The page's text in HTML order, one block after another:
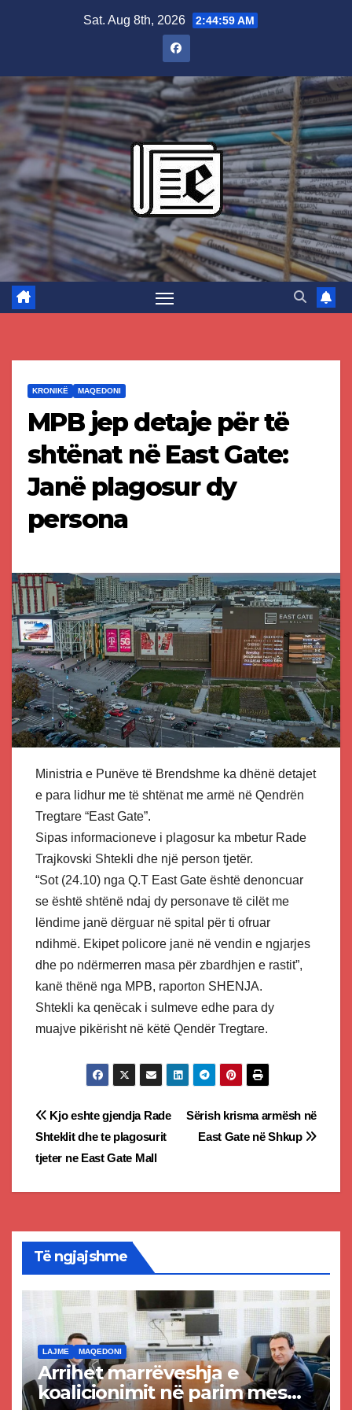
Sat. Aug 8th, 2026 2:45:00 AM
KRONIKË MAQEDONI
MPB jep detaje për të
shtënat në East Gate:
Janë plagosur dy
persona
Ministria e Punëve të Brendshme ka dhënë detajet
e para lidhur me të shtënat me armë në Qendrën
Tregtare “East Gate”.
Sipas informacioneve i plagosur ka mbetur Rade
Trajkovski Shtekli dhe një person tjetër.
“Sot (24.10) nga Q.T East Gate është denoncuar
se është shtënë ndaj dy personave të cilët me
lëndime janë dërguar në spital për ti ofruar
ndihmë. Ekipet policore janë në vendin e ngjarjes
dhe po ndërmerren masa për zbardhjen e rastit”,
kanë thënë nga MPB, raporton SHENJA.
Shtekli ka qenëcak i sulmeve edhe para dy
muajve pikërisht në këtë Qendër Tregtare.
Post
navigation
Sërish krisma armësh në
East Gate në Shkup
Kjo eshte gjendja Rade
Shteklit dhe te plagosurit
tjeter ne East Gate Mall
Të ngjajshme
LAJME MAQEDONI
Arrihet marrëveshja e
koalicionimit në parim mes